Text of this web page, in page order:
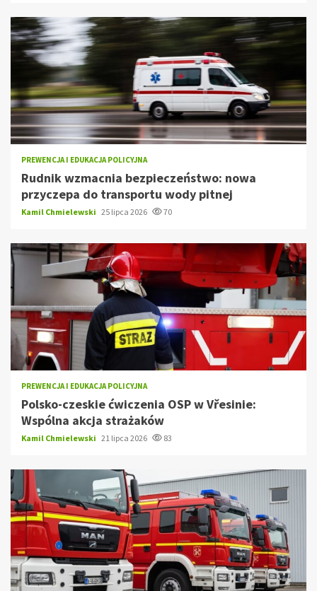
PREWENCJA I EDUKACJA POLICYJNA
Rudnik wzmacnia bezpieczeństwo: nowa
przyczepa do transportu wody pitnej
Kamil Chmielewski 25 lipca 2026 70
PREWENCJA I EDUKACJA POLICYJNA
Polsko-czeskie ćwiczenia OSP w Vřesinie:
Wspólna akcja strażaków
Kamil Chmielewski 21 lipca 2026 83